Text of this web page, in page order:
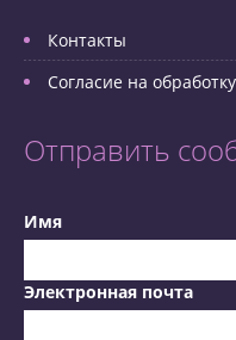
Контакты
Согласие на
Отправить
Имя
Электронная почта